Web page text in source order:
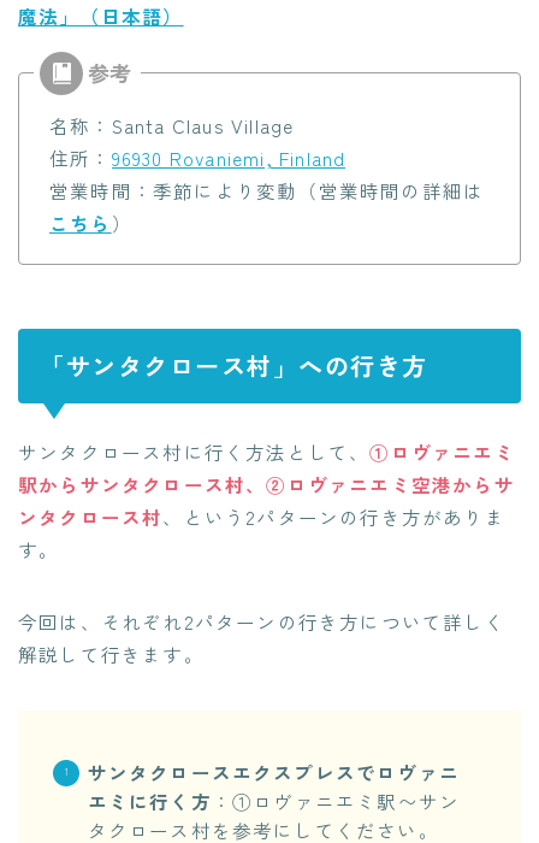
魔法」（日本語）
名称：Santa Claus Village
住所： 96930 Rovaniemi, Finland
営業時間：季節により変動（営業時間の詳細は
こちら ）
「サンタクロース村」への行き方
サンタクロース村に行く方法として、①ロヴァニエミ
駅からサンタクロース村、②ロヴァニエミ空港からサ
ンタクロース村、という2パターンの行き方がありま
す。
今回は、それぞれ2パターンの行き方について詳しく
解説して行きます。
サンタクロースエクスプレスでロヴァニ
エミに行く方 ：①ロヴァニエミ駅〜サン
タクロース村を参考にしてください。